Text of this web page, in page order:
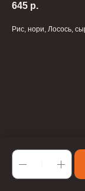
645 р.
Рис, нори, Лосось,